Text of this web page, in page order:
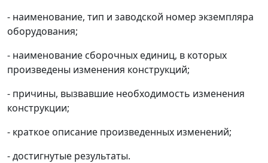
- наименование, тип и заводской номер экземпляра
оборудования;
- наименование сборочных единиц, в которых
произведены изменения конструкций;
- причины, вызвавшие необходимость изменения
конструкции;
- краткое описание произведенных изменений;
- достигнутые результаты.